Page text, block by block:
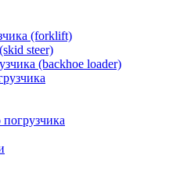
(forklift)
steer)
(backhoe loader)